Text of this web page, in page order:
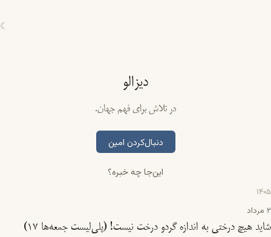
☾
دیزالو
در تلاش برای فهم جهان.
دنبال‌کردن امین
این‌جا چه خبره؟
1405
2 مرداد
شاید هیچ درختی به اندازه گردو درخت نیست! (پلی‌لیست جمعه‌ها ۱۷)